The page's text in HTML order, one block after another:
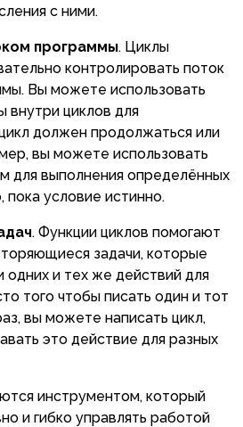
с ними.
программы. Циклы
контролировать поток
Вы можете использовать
внутри циклов для
должен продолжаться или
вы можете использовать
для выполнения определённых
пока условие истинно.
. Функции циклов помогают
задачи, которые
одних и тех же действий для
того чтобы писать один и тот
вы можете написать цикл,
это действие для разных
инструментом, который
и гибко управлять работой